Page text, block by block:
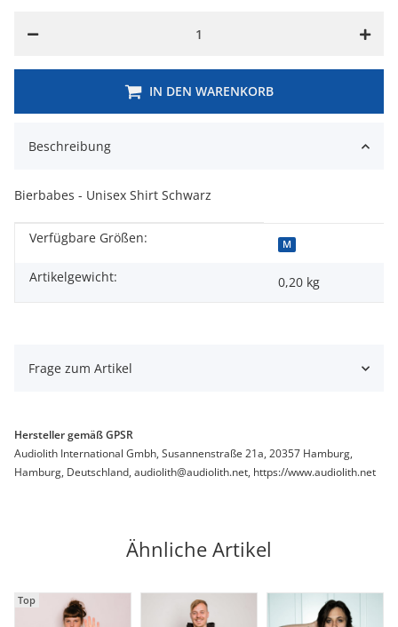
IN DEN WARENKORB
Beschreibung
Bierbabes - Unisex Shirt Schwarz
Produkteigenschaft
Wert
Verfügbare Größen: M
Artikelgewicht: 0,20 kg
Frage zum Artikel
Hersteller gemäß GPSR
Audiolith International Gmbh, Susannenstraße 21a, 20357 Hamburg,
Hamburg, Deutschland, audiolith@audiolith.net, https://www.audiolith.net
Ähnliche Artikel
Top